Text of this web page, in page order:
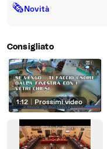
🗞Novità
Consigliato
1:12 Prossimi video